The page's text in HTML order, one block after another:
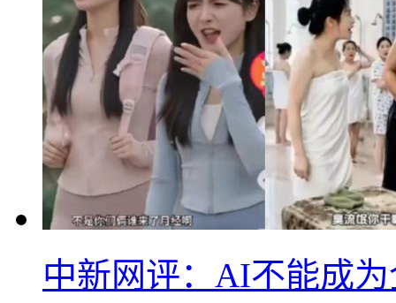
中新网评：AI不能成